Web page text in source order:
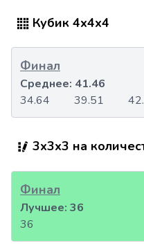
Кубик 4x4x4
Финал
34.64 39.51
Среднее: 41.46
3x3x3 на
Финал
36
Лучшее: 36